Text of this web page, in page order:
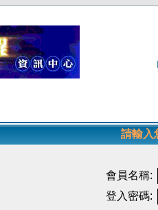
請輸入
會員名稱:
登入密碼: